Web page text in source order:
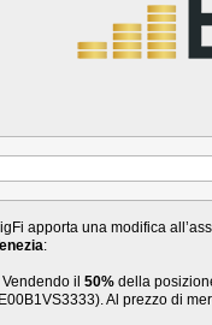
apporta una modifica
:
il 50% della
Al prezzo di